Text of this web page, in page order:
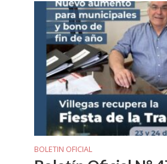
BOLETIN OFICIAL